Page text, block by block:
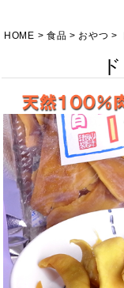
HOME 食品 おやつ